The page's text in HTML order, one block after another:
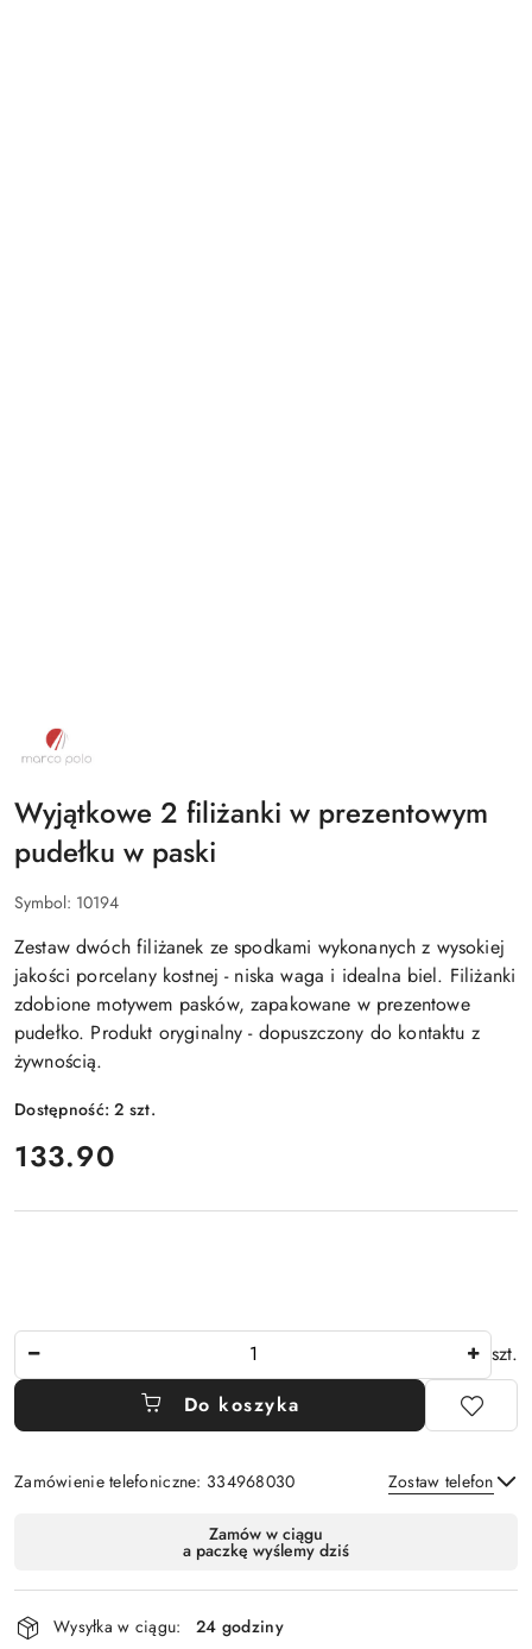
NAZWA
PRODUCENTA:
MARCO
Wyjątkowe 2 filiżanki w prezentowym
pudełku w paski
Symbol: 10194
Zestaw dwóch filiżanek ze spodkami wykonanych z wysokiej
jakości porcelany kostnej - niska waga i idealna biel. Filiżanki
zdobione motywem pasków, zapakowane w prezentowe
pudełko. Produkt oryginalny - dopuszczony do kontaktu z
żywnością.
Dostępność:2 szt.
cena:
133.90
szt.
Do koszyka
Zamówienie telefoniczne: 334968030 Zostaw telefon
Wyślij
dostawa
Zamów w ciągu
a paczkę wyślemy dziś
Wysyłka w ciągu:
24 godziny